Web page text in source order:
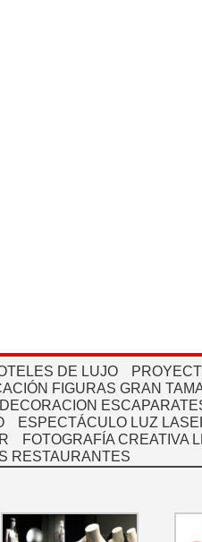
DE LUJO
FIGURAS GRAN
DECORACION
ESPECTÁCULO LUZ
FOTOGRAFÍA CREATIVA
RESTAURANTES